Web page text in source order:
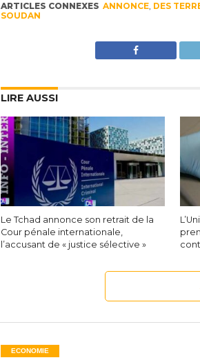
ARTICLES CONNEXES ANNONCE, DES
SOUDAN
LIRE AUSSI
Le Tchad annonce son retrait de la
Cour pénale internationale,
l’accusant de « justice sélective »
ECONOMIE